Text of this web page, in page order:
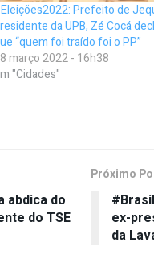
Prefeito de
da UPB, Zé Cocá
“quem foi traído foi o PP”
março 2022 - 16h38
"Cidades"
abdica do
do TSE
Próximo
ex-
da